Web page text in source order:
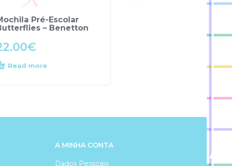
Pré-Escolar
– Benetton
€
Read more
A MINHA CONTA
Dados Pessoais